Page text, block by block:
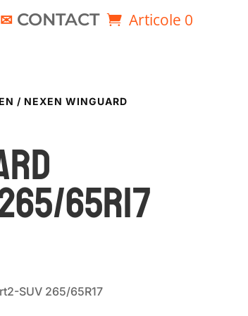
CONTACT Articole 0
/ NEXEN WINGUARD
65R17
SUV 265/65R17